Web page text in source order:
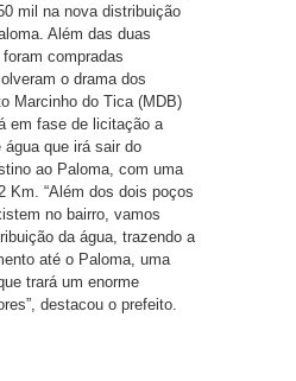
mil na nova distribuição
Além das duas
foram compradas
o drama dos
Marcinho do Tica (MDB)
em fase de licitação a
que irá sair do
ao Paloma, com uma
Km. “Além dos dois poços
no bairro, vamos
da água, trazendo a
até o Paloma, uma
trará um enorme
destacou o prefeito.